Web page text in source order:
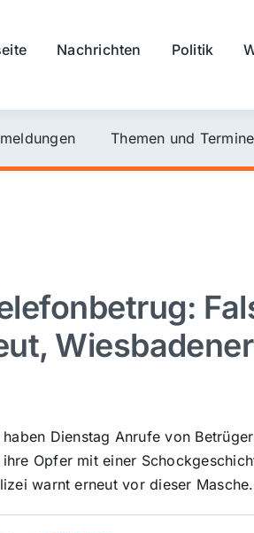
Nachrichten Politik
Themen und Termine
Dienstag Anrufe von
Opfer mit einer
warnt erneut vor dieser Masche.